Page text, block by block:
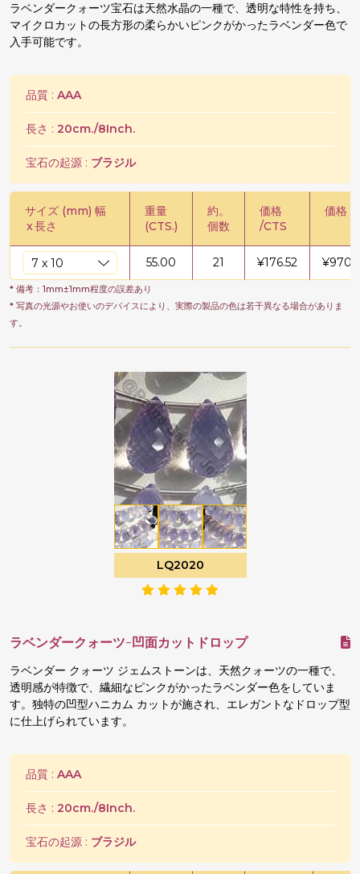
ラベンダークォーツ宝石は天然水晶の一種で、透明な特性を持ち、
マイクロカットの長方形の柔らかいピンクがかったラベンダー色で
入手可能です。
品質 : AAA
長さ : 20cm./8Inch.
宝石の起源 : ブラジル
サイズ (mm) 幅
x長さ
重量
(CTS.)
約。
個数
価格
/CTS
価格 /
55.00 21 ¥176.52 ¥
* 備考：1mm±1mm程度の誤差あり
* 写真の光源やお使いのデバイスにより、実際の製品の色は若干異なる場合がありま
す。
LQ2020
ラベンダークォーツ-凹面カットドロップ
ラベンダー クォーツ ジェムストーンは、天然クォーツの一種で、
透明感が特徴で、繊細なピンクがかったラベンダー色をしていま
す。独特の凹型ハニカム カットが施され、エレガントなドロップ型
に仕上げられています。
品質 : AAA
長さ : 20cm./8Inch.
宝石の起源 : ブラジル